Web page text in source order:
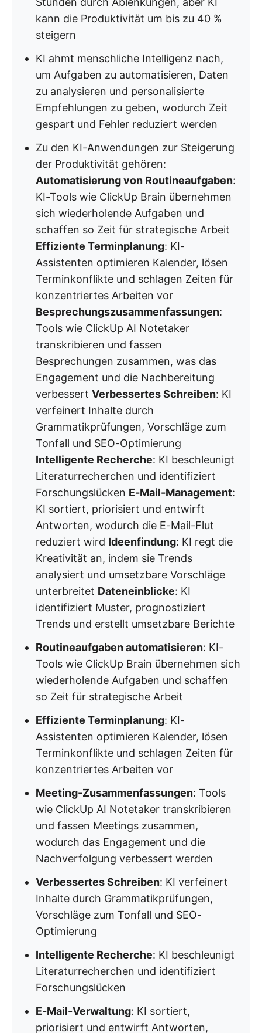
kann die Produktivität um bis zu 40 %
steigern
KI ahmt menschliche Intelligenz nach,
um Aufgaben zu automatisieren, Daten
zu analysieren und personalisierte
Empfehlungen zu geben, wodurch Zeit
gespart und Fehler reduziert werden
Zu den KI-Anwendungen zur Steigerung
der Produktivität gehören:
Automatisierung von Routineaufgaben:
KI-Tools wie ClickUp Brain übernehmen
sich wiederholende Aufgaben und
schaffen so Zeit für strategische Arbeit
Effiziente Terminplanung: KI-
Assistenten optimieren Kalender, lösen
Terminkonflikte und schlagen Zeiten für
konzentriertes Arbeiten vor
Besprechungszusammenfassungen:
Tools wie ClickUp AI Notetaker
transkribieren und fassen
Besprechungen zusammen, was das
Engagement und die Nachbereitung
verbessert Verbessertes Schreiben: KI
verfeinert Inhalte durch
Grammatikprüfungen, Vorschläge zum
Tonfall und SEO-Optimierung
Intelligente Recherche: KI beschleunigt
Literaturrecherchen und identifiziert
Forschungslücken E-Mail-Management:
KI sortiert, priorisiert und entwirft
Antworten, wodurch die E-Mail-Flut
reduziert wird Ideenfindung: KI regt die
Kreativität an, indem sie Trends
analysiert und umsetzbare Vorschläge
unterbreitet Dateneinblicke: KI
identifiziert Muster, prognostiziert
Trends und erstellt umsetzbare Berichte
Routineaufgaben automatisieren: KI-
Tools wie ClickUp Brain übernehmen sich
wiederholende Aufgaben und schaffen
so Zeit für strategische Arbeit
Effiziente Terminplanung: KI-
Assistenten optimieren Kalender, lösen
Terminkonflikte und schlagen Zeiten für
konzentriertes Arbeiten vor
Meeting-Zusammenfassungen: Tools
wie ClickUp AI Notetaker transkribieren
und fassen Meetings zusammen,
wodurch das Engagement und die
Nachverfolgung verbessert werden
Verbessertes Schreiben: KI verfeinert
Inhalte durch Grammatikprüfungen,
Vorschläge zum Tonfall und SEO-
Optimierung
Intelligente Recherche: KI beschleunigt
Literaturrecherchen und identifiziert
Forschungslücken
E-Mail-Verwaltung: KI sortiert,
priorisiert und entwirft Antworten,